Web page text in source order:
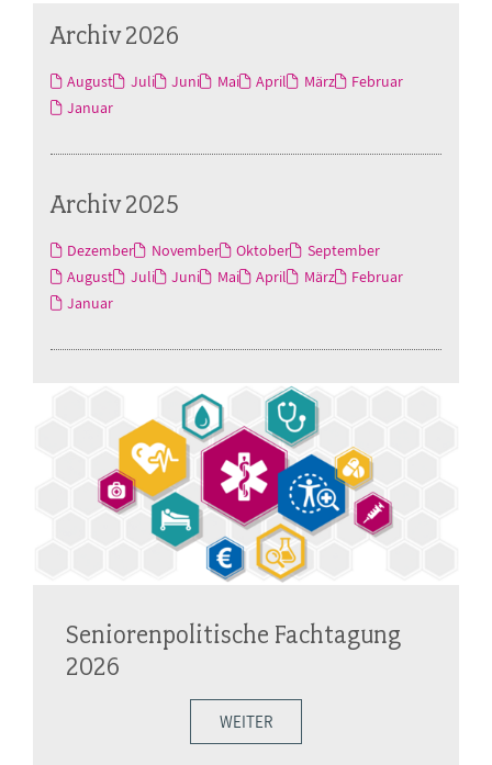
Archiv 2026
August Juli Juni Mai April März
Februar
Januar
Archiv 2025
Dezember November Oktober
September
August
Juli Juni Mai April März
Februar
Januar
Seniorenpolitische Fachtagung
2026
WEITER